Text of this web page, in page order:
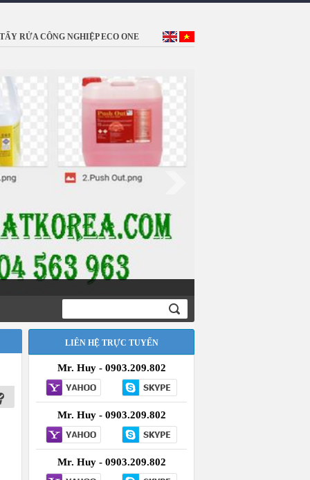
RỬA CÔNG NGHIỆP ECO ONE
LIÊN HỆ TRỰC TUYẾN
Mr. Huy - 0903.209.802
Mr. Huy - 0903.209.802
Mr. Huy - 0903.209.802